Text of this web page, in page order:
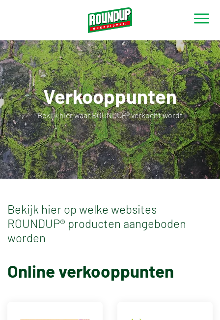
Verkooppunten
Bekijk hier waar ROUNDUP® verkocht wordt
Bekijk hier op welke websites
ROUNDUP® producten aangeboden
worden
Online verkooppunten